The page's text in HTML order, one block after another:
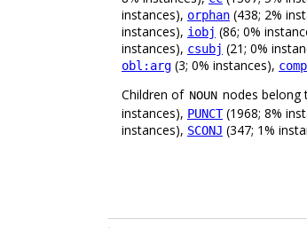
instances), orphan (438; 2%
instances), iobj (86; 0%
instances), csubj (21; 0%
obl:arg (3; 0% instances),
Children of NOUN nodes belong
instances), PUNCT(1968; 8%
instances), SCONJ (347; 1%
.